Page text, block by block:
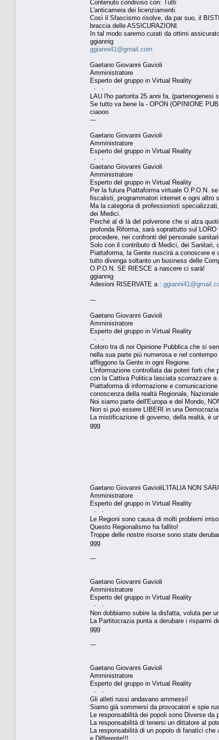
Contenuto condiviso con: Tutti
L'anticamera dei licenziamenti.
Così il Sfascismo risolve, da par suo, il
braccia delle ASSICURAZIONI.
In tal modo saremo curati da ottimi
ggiannig
ggianni41@gmail.com
Gaetano Giovanni Gavioli
Amministratore
Esperto del gruppo in Virtual Reality
· ·
LAU l'ho partorita 25 anni fa, (partenogenesi
Se tutto va bene la - OPON (OPINIONE
ciaooo
---
Gaetano Giovanni Gavioli
Amministratore
Esperto del gruppo in Virtual Reality
· ·
Gaetano Giovanni Gavioli
Amministratore
Esperto del gruppo in Virtual Reality
Per la futura Piattaforma virtuale O.P.O.N.
fiscalisti, programmatori internet e ogni altro
Ma la categoria di professionisti
dei Medici.
Perché al di là del polverone che si alza
profonda Riforma, sarà soprattutto sul
procedere, nei confronti del personale
Solo con il contributo di Medici, dei Sanitari,
Piattaforma, la Gente riuscirà a conoscere
tutto divenga soltanto un business delle
O.P.O.N. SE RIESCE a nascere ci sarà!
ggiannig
Adesioni RISERVATE a :
---
Gaetano Giovanni Gavioli
Amministratore
Esperto del gruppo in Virtual Reality
· ·
Coloro tra di noi Opinione Pubblica che si
nella sua parte più numerosa e nel
affliggono la Gente in ogni Regione.
L'informazione controllata dai poteri forti
con la Cattiva Politica lasciata scorrazzare
Piattaforma di informazione e
conoscenza della realtà Regionale,
Noi siamo parte dell'Europa e del Mondo,
Non si può essere LIBERI in una
La mistificazione di governo, della realtà, è
ggg
Gaetano Giovanni GavioliL'ITALIA NON
Amministratore
Esperto del gruppo in Virtual Reality
· ·
Le Regioni sono causa di molti problemi
Questo Regionalismo ha fallito!
Troppe delle nostre risorse sono state
ggg
---
Gaetano Giovanni Gavioli
Amministratore
Esperto del gruppo in Virtual Reality
· ·
Non dobbiamo subire la disfatta, voluta per
La Partitocrazia punta a derubare i risparmi
ggg
---
Gaetano Giovanni Gavioli
Amministratore
Esperto del gruppo in Virtual Reality
· ·
Gli atleti russi andavano ammessi!
Siamo già sommersi da provocatori e spie
Le responsabilità dei popoli sono Diverse da
La responsabilità di tenersi un dittatore al
La responsabilità di un popolo di fanatici
e Differente!!!